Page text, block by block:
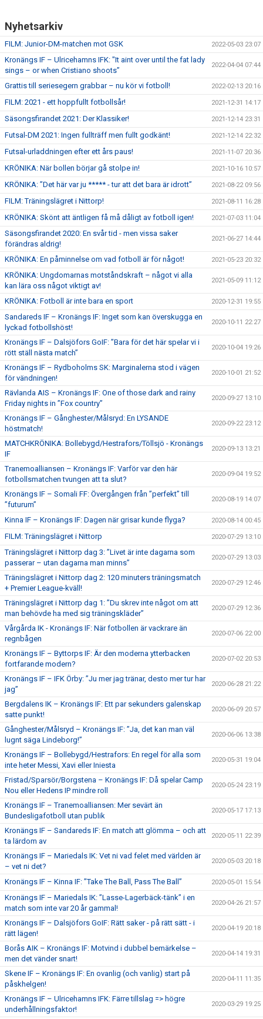
Nyhetsarkiv
FILM: Junior-DM-matchen mot GSK 2022-05-03 23:07
Kronängs IF – Ulricehamns IFK: "It aint over until the fat lady
sings – or when Cristiano shoots”
2022-04-04 07:44
Grattis till seriesegern grabbar – nu kör vi fotboll! 2022-02-13 20:16
FILM: 2021 - ett hoppfullt fotbollsår! 2021-12-31 14:17
Säsongsfirandet 2021: Der Klassiker! 2021-12-14 23:31
Futsal-DM 2021: Ingen fullträff men fullt godkänt! 2021-12-14 22:32
Futsal-urladdningen efter ett års paus! 2021-11-07 20:36
KRÖNIKA: När bollen börjar gå stolpe in! 2021-10-16 10:57
KRÖNIKA: ”Det här var ju ***** - tur att det bara är idrott” 2021-08-22 09:56
FILM: Träningslägret i Nittorp! 2021-08-11 16:28
KRÖNIKA: Skönt att äntligen få må dåligt av fotboll igen! 2021-07-03 11:04
Säsongsfirandet 2020: En svår tid - men vissa saker
förändras aldrig!
2021-06-27 14:44
KRÖNIKA: En påminnelse om vad fotboll är för något! 2021-05-23 20:32
KRÖNIKA: Ungdomarnas motståndskraft – något vi alla
kan lära oss något viktigt av!
2021-05-09 11:12
KRÖNIKA: Fotboll är inte bara en sport 2020-12-31 19:55
Sandareds IF – Kronängs IF: Inget som kan överskugga en
lyckad fotbollshöst!
2020-10-11 22:27
Kronängs IF – Dalsjöfors GoIF: ”Bara för det här spelar vi i
rött ställ nästa match”
2020-10-04 19:26
Kronängs IF – Rydboholms SK: Marginalerna stod i vägen
för vändningen!
2020-10-01 21:52
Rävlanda AIS – Kronängs IF: One of those dark and rainy
Friday nights in ”Fox country”
2020-09-27 13:10
Kronängs IF – Gånghester/Målsryd: En LYSANDE
höstmatch!
2020-09-22 23:12
MATCHKRÖNIKA: Bollebygd/Hestrafors/Töllsjö - Kronängs
IF
2020-09-13 13:21
Tranemoalliansen – Kronängs IF: Varför var den här
fotbollsmatchen tvungen att ta slut?
2020-09-04 19:52
Kronängs IF – Somali FF: Övergången från ”perfekt” till
”futurum”
2020-08-19 14:07
Kinna IF – Kronängs IF: Dagen när grisar kunde flyga? 2020-08-14 00:45
FILM: Träningslägret i Nittorp 2020-07-29 13:10
Träningslägret i Nittorp dag 3: ”Livet är inte dagarna som
passerar – utan dagarna man minns”
2020-07-29 13:03
Träningslägret i Nittorp dag 2: 120 minuters träningsmatch
+ Premier League-kväll!
2020-07-29 12:46
Träningslägret i Nittorp dag 1: ”Du skrev inte något om att
man behövde ha med sig träningskläder”
2020-07-29 12:36
Vårgårda IK - Kronängs IF: När fotbollen är vackrare än
regnbågen
2020-07-06 22:00
Kronängs IF – Byttorps IF: Är den moderna ytterbacken
fortfarande modern?
2020-07-02 20:53
Kronängs IF – IFK Örby: ”Ju mer jag tränar, desto mer tur har
jag”
2020-06-28 21:22
Bergdalens IK – Kronängs IF: Ett par sekunders galenskap
satte punkt!
2020-06-09 20:57
Gånghester/Målsryd – Kronängs IF: ”Ja, det kan man väl
lugnt säga Lindeborg!”
2020-06-06 13:38
Kronängs IF – Bollebygd/Hestrafors: En regel för alla som
inte heter Messi, Xavi eller Iniesta
2020-05-31 19:04
Fristad/Sparsör/Borgstena – Kronängs IF: Då spelar Camp
Nou eller Hedens IP mindre roll
2020-05-24 23:19
Kronängs IF – Tranemoalliansen: Mer sevärt än
Bundesligafotboll utan publik
2020-05-17 17:13
Kronängs IF – Sandareds IF: En match att glömma – och att
ta lärdom av
2020-05-11 22:39
Kronängs IF – Mariedals IK: Vet ni vad felet med världen är
– vet ni det?
2020-05-03 20:18
Kronängs IF – Kinna IF: ”Take The Ball, Pass The Ball” 2020-05-01 15:54
Kronängs IF – Mariedals IK: ”Lasse-Lagerbäck-tänk” i en
match som inte var 20 år gammal!
2020-04-26 21:57
Kronängs IF – Dalsjöfors GoIF: Rätt saker - på rätt sätt - i
rätt lägen!
2020-04-19 20:18
Borås AIK – Kronängs IF: Motvind i dubbel bemärkelse –
men det vänder snart!
2020-04-14 19:31
Skene IF – Kronängs IF: En ovanlig (och vanlig) start på
påskhelgen!
2020-04-11 11:35
Kronängs IF – Ulricehamns IFK: Färre tillslag => högre
underhållningsfaktor!
2020-03-29 19:25